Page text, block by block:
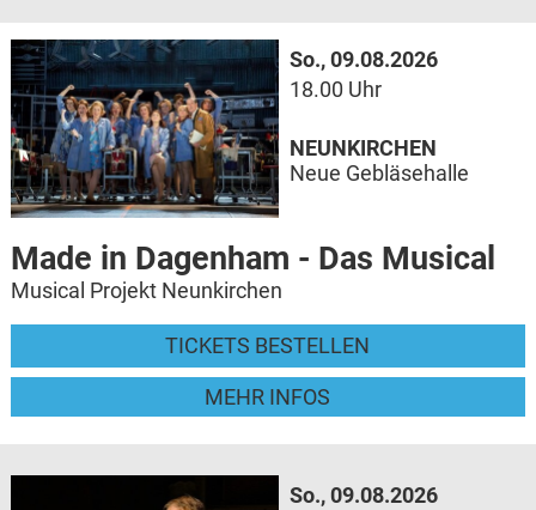
So., 09.08.2026
18.00 Uhr
Made in Dagenham - Das Musical
Musical Projekt Neunkirchen
TICKETS BESTELLEN
MEHR INFOS
NEUNKIRCHEN
Neue Gebläsehalle
So., 09.08.2026